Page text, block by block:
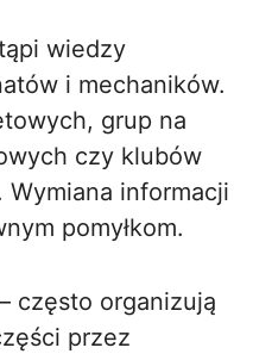
wiedzy
i mechaników.
grup na
czy klubów
Wymiana informacji
pomyłkom.
często organizują
przez